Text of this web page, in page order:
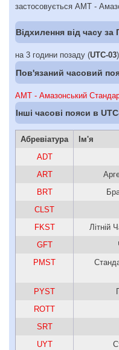
застосовується AMT -
Відхилення від часу за
на 3 години позаду (UTC-03)
Пов'язаний часовий
AMT - Амазонcький
Інші часові пояси в
Абревіатура
Ім'я
ADT
ART
BRT
CLST
FKST
Літній
GFT
PMST
PYST
ROTT
SRT
UYT